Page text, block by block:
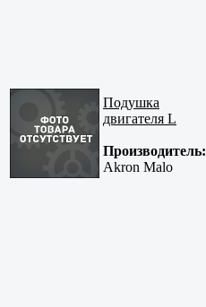
Подушка
двигателя L
Производитель:
Akron Malo